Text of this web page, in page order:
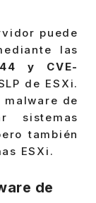
puede
las
y CVE-
de ESXi.
malware de
sistemas
también
ESXi.
de